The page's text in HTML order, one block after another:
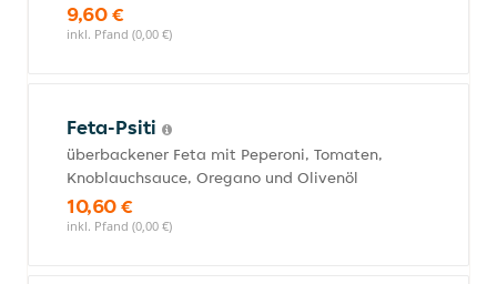
9,60 €
inkl. Pfand (0,00 €)
Feta-Psiti
überbackener Feta mit Peperoni, Tomaten,
Knoblauchsauce, Oregano und Olivenöl
10,60 €
inkl. Pfand (0,00 €)